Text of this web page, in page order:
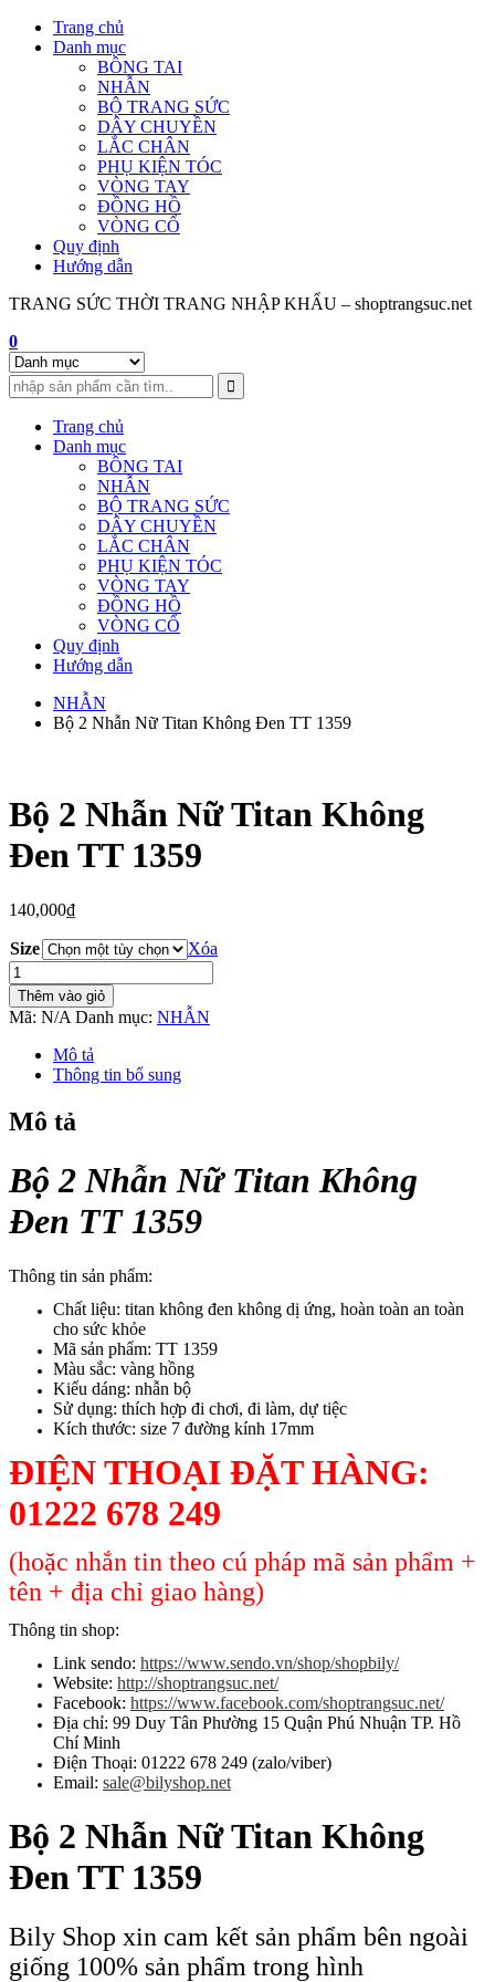
Skip
Trang chủ
Danh mục
BÔNG TAI
NHẪN
BỘ TRANG SỨC
DÂY CHUYỀN
LẮC CHÂN
PHỤ KIỆN TÓC
VÒNG TAY
ĐỒNG HỒ
VÒNG CỔ
Quy định
Hướng dẫn
TRANG SỨC THỜI TRANG NHẬP KHẨU – shoptrangsuc.net
0
Trang chủ
Danh mục
BÔNG TAI
NHẪN
BỘ TRANG SỨC
DÂY CHUYỀN
LẮC CHÂN
PHỤ KIỆN TÓC
VÒNG TAY
ĐỒNG HỒ
VÒNG CỔ
Quy định
Hướng dẫn
NHẪN
Bộ 2 Nhẫn Nữ Titan Không Đen TT 1359
Bộ 2 Nhẫn Nữ Titan Không
Đen TT 1359
140,000₫
Size
Xóa
Bộ
2
Nhẫn
Nữ
Titan
Không
TT
1359
lượng
Thêm vào giỏ
Mã: N/A Danh mục: NHẪN
Mô tả
Thông tin bổ sung
Mô tả
Bộ 2 Nhẫn Nữ Titan Không
Đen TT 1359
Thông tin sản phẩm:
Chất liệu: titan không đen không dị ứng, hoàn toàn an toàn
cho sức khỏe
Mã sản phẩm: TT 1359
Màu sắc: vàng hồng
Kiểu dáng: nhẫn bộ
Sử dụng: thích hợp đi chơi, đi làm, dự tiệc
Kích thước: size 7 đường kính 17mm
ĐIỆN THOẠI ĐẶT HÀNG:
01222 678 249
(hoặc nhắn tin theo cú pháp mã sản phẩm +
tên + địa chỉ giao hàng)
Thông tin shop:
Link sendo: https://www.sendo.vn/shop/shopbily/
Website: http://shoptrangsuc.net/
Facebook: https://www.facebook.com/shoptrangsuc.net/
Địa chỉ: 99 Duy Tân Phường 15 Quận Phú Nhuận TP. Hồ
Chí Minh
Điện Thoại: 01222 678 249 (zalo/viber)
Email: sale@bilyshop.net
Bộ 2 Nhẫn Nữ Titan Không
Đen TT 1359
Bily Shop xin cam kết sản phẩm bên ngoài
giống 100% sản phẩm trong hình